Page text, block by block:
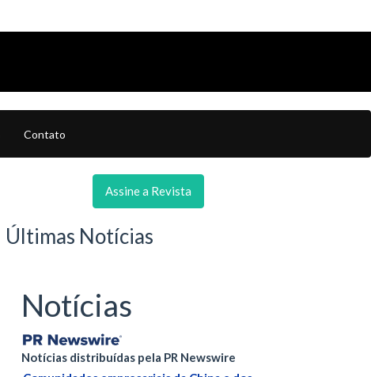
Contato
Assine a Revista
Últimas Notícias
Notícias
Notícias distribuídas pela PR Newswire